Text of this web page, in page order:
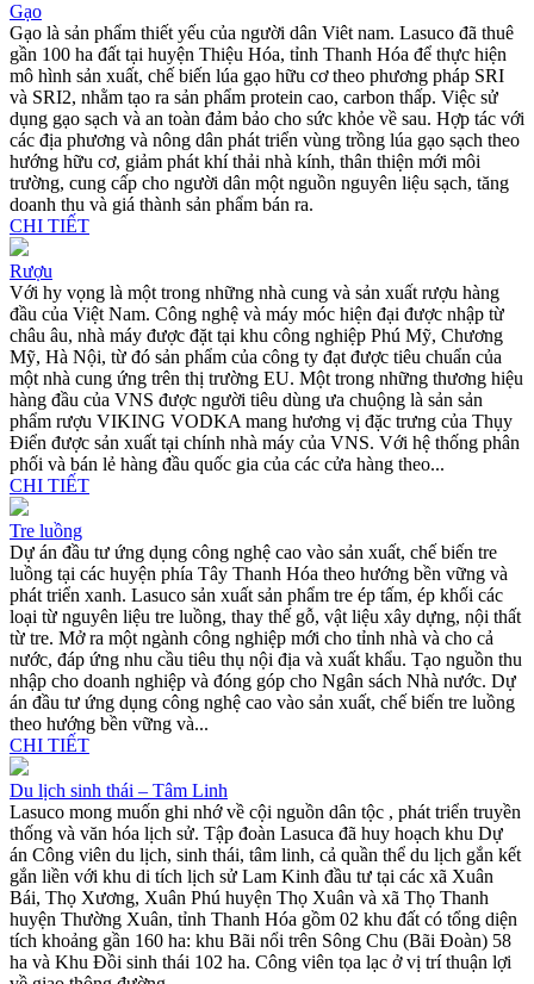
Gạo
Gạo là sản phẩm thiết yếu của người dân Viêt nam. Lasuco đã thuê
gần 100 ha đất tại huyện Thiệu Hóa, tỉnh Thanh Hóa để thực hiện
mô hình sản xuất, chế biến lúa gạo hữu cơ theo phương pháp SRI
và SRI2, nhằm tạo ra sản phẩm protein cao, carbon thấp. Việc sử
dụng gạo sạch và an toàn đảm bảo cho sức khỏe về sau. Hợp tác với
các địa phương và nông dân phát triển vùng trồng lúa gạo sạch theo
hướng hữu cơ, giảm phát khí thải nhà kính, thân thiện mới môi
trường, cung cấp cho người dân một nguồn nguyên liệu sạch, tăng
doanh thu và giá thành sản phẩm bán ra.
CHI TIẾT
Rượu
Với hy vọng là một trong những nhà cung và sản xuất rượu hàng
đầu của Việt Nam. Công nghệ và máy móc hiện đại được nhập từ
châu âu, nhà máy được đặt tại khu công nghiệp Phú Mỹ, Chương
Mỹ, Hà Nội, từ đó sản phẩm của công ty đạt được tiêu chuẩn của
một nhà cung ứng trên thị trường EU. Một trong những thương hiệu
hàng đầu của VNS được người tiêu dùng ưa chuộng là sản sản
phẩm rượu VIKING VODKA mang hương vị đặc trưng của Thụy
Điển được sản xuất tại chính nhà máy của VNS. Với hệ thống phân
phối và bán lẻ hàng đầu quốc gia của các cửa hàng theo...
CHI TIẾT
Tre luồng
Dự án đầu tư ứng dụng công nghệ cao vào sản xuất, chế biến tre
luồng tại các huyện phía Tây Thanh Hóa theo hướng bền vững và
phát triển xanh. Lasuco sản xuất sản phẩm tre ép tấm, ép khối các
loại từ nguyên liệu tre luồng, thay thế gỗ, vật liệu xây dựng, nội thất
từ tre. Mở ra một ngành công nghiệp mới cho tỉnh nhà và cho cả
nước, đáp ứng nhu cầu tiêu thụ nội địa và xuất khẩu. Tạo nguồn thu
nhập cho doanh nghiệp và đóng góp cho Ngân sách Nhà nước. Dự
án đầu tư ứng dụng công nghệ cao vào sản xuất, chế biến tre luồng
theo hướng bền vững và...
CHI TIẾT
Du lịch sinh thái – Tâm Linh
Lasuco mong muốn ghi nhớ về cội nguồn dân tộc , phát triển truyền
thống và văn hóa lịch sử. Tập đoàn Lasuca đã huy hoạch khu Dự
án Công viên du lịch, sinh thái, tâm linh, cả quần thể du lịch gắn kết
gắn liền với khu di tích lịch sử Lam Kinh đầu tư tại các xã Xuân
Bái, Thọ Xương, Xuân Phú huyện Thọ Xuân và xã Thọ Thanh
huyện Thường Xuân, tỉnh Thanh Hóa gồm 02 khu đất có tổng diện
tích khoảng gần 160 ha: khu Bãi nổi trên Sông Chu (Bãi Đoàn) 58
ha và Khu Đồi sinh thái 102 ha. Công viên tọa lạc ở vị trí thuận lợi